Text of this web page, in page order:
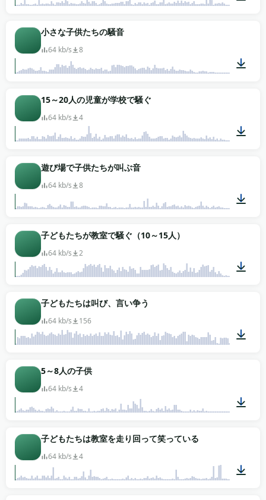
で感情の仕事をします。子供向け商品のアプリイント
歓声を確認スティングに使います。重いビートが着地
する前に和らげる必要のあるモンタージュには、子供
の笑い素材がトーンのクッションとして機能します。
ん。
小さな子供たちの騒音
64 kb/s 8
15～20人の児童が学校で騒ぐ
64 kb/s 4
遊び場で子供たちが叫ぶ音
64 kb/s 8
子どもたちが教室で騒ぐ（10～15人）
64 kb/s 2
子どもたちは叫び、言い争う
64 kb/s 156
5～8人の子供
64 kb/s 4
子どもたちは教室を走り回って笑っている
64 kb/s 4